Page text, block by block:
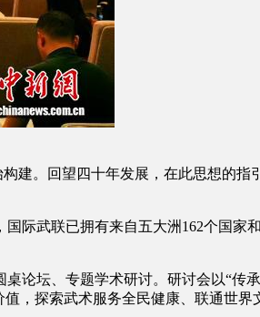
建。回望四十年发展，在此思想的指
际武联已拥有来自五大洲162个国家
坛、专题学术研讨。研讨会以“传承
，探索武术服务全民健康、联通世界